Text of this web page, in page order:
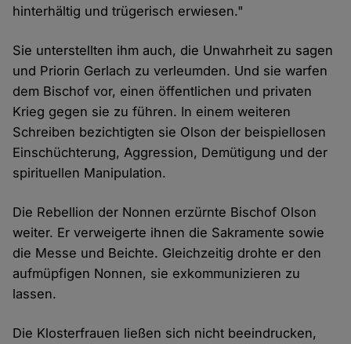
hinterhältig und trügerisch erwiesen."
Sie unterstellten ihm auch, die Unwahrheit zu sagen
und Priorin Gerlach zu verleumden. Und sie warfen
dem Bischof vor, einen öffentlichen und privaten
Krieg gegen sie zu führen. In einem weiteren
Schreiben bezichtigten sie Olson der beispiellosen
Einschüchterung, Aggression, Demütigung und der
spirituellen Manipulation.
Die Rebellion der Nonnen erzürnte Bischof Olson
weiter. Er verweigerte ihnen die Sakramente sowie
die Messe und Beichte. Gleichzeitig drohte er den
aufmüpfigen Nonnen, sie exkommunizieren zu
lassen.
Die Klosterfrauen ließen sich nicht beeindrucken,